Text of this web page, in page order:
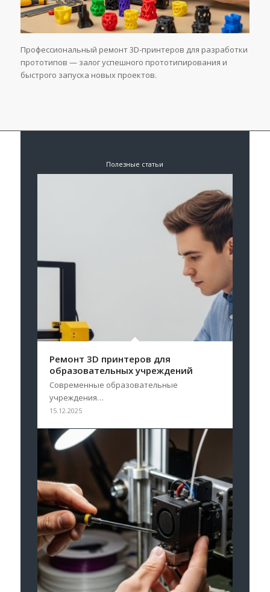
Профессиональный ремонт 3D-принтеров для разработки
прототипов — залог успешного прототипирования и
быстрого запуска новых проектов.
Полезные статьи
Ремонт 3D принтеров для
образовательных учреждений
Современные образовательные
учреждения…
15.12.2025